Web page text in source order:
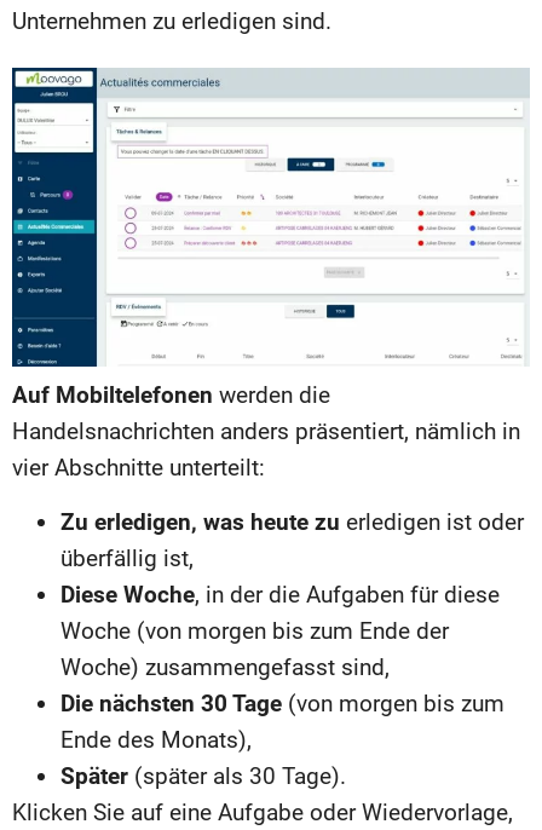
Unternehmen zu erledigen sind.
Auf Mobiltelefonen werden die
Handelsnachrichten anders präsentiert, nämlich in
vier Abschnitte unterteilt:
Zu erledigen, was heute zu erledigen ist oder
überfällig ist,
Diese Woche, in der die Aufgaben für diese
Woche (von morgen bis zum Ende der
Woche) zusammengefasst sind,
Die nächsten 30 Tage (von morgen bis zum
Ende des Monats),
Später (später als 30 Tage).
Klicken Sie auf eine Aufgabe oder Wiedervorlage,